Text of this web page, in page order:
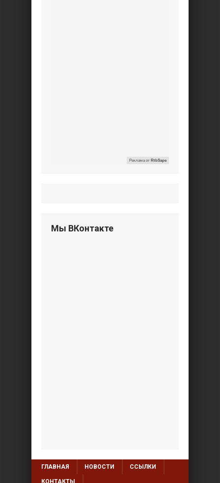
Реклама от RtbSape
Мы ВКонтакте
ГЛАВНАЯ НОВОСТИ ССЫЛКИ
КОНТАКТЫ